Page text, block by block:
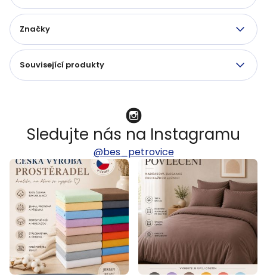
Značky
Související produkty
Sledujte nás na Instagramu
@bes_petrovice